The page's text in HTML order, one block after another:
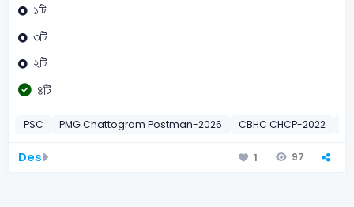
১টি
৩টি
২টি
৪টি
PSC PMG Chattogram Postman-2026 CBHC CHCP-2022
Des 1 97